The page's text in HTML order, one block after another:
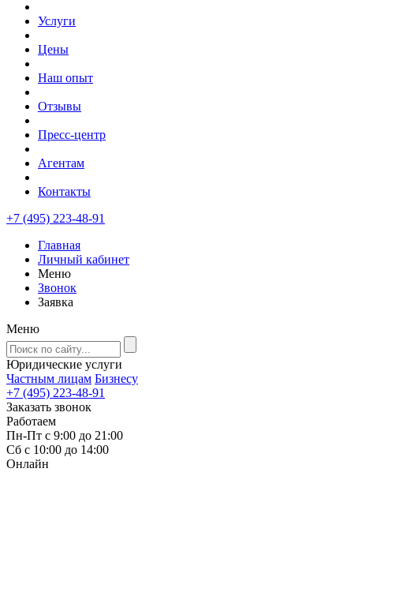
Услуги
Цены
Наш опыт
Отзывы
Пресс-центр
Агентам
Контакты
+7 (495) 223-48-91
Главная
Личный кабинет
Меню
Звонок
Заявка
Меню
Юридические услуги
Частным лицам Бизнесу
+7 (495) 223-48-91
Заказать звонок
Работаем
Пн-Пт с 9:00 до 21:00
Сб с 10:00 до 14:00
Онлайн